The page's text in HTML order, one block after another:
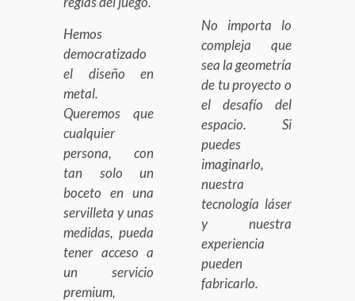
Hemos
democratizado
el diseño en
metal.
Queremos que
cualquier
persona, con
tan solo un
boceto en una
servilleta y unas
medidas, pueda
tener acceso a
un servicio
premium,
No importa lo
compleja que
sea la geometría
de tu proyecto o
el desafío del
espacio. Si
puedes
imaginarlo,
nuestra
tecnología láser
y nuestra
experiencia
pueden
fabricarlo.